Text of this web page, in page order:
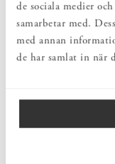
de sociala medier
samarbetar med.
med annan
de har samlat in när
designen låter dig följa
till spirande planta,
växt.
Ilex Studio har
Din kärlek till avokado